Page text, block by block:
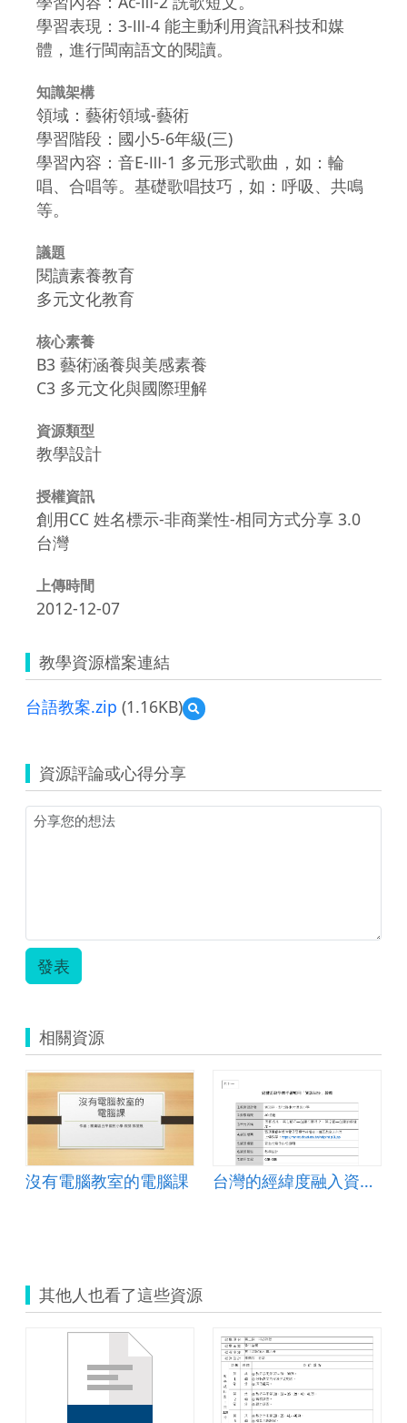
學習表現：3-Ⅲ-4 能主動利用資訊科技和媒
體，進行閩南語文的閱讀。
知識架構
領域：藝術領域-藝術
學習階段：國小5-6年級(三)
學習內容：音E-Ⅲ-1 多元形式歌曲，如：輪
唱、合唱等。基礎歌唱技巧，如：呼吸、共鳴
等。
議題
閱讀素養教育
多元文化教育
核心素養
B3 藝術涵養與美感素養
C3 多元文化與國際理解
資源類型
教學設計
授權資訊
創用CC 姓名標示-非商業性-相同方式分享 3.0
台灣
上傳時間
2012-12-07
教學資源檔案連結
台語教案.zip (1.16KB)
預
覽
案.zip
資源評論或心得分享
發表
相關資源
沒有電腦教室的電腦課 台灣的經緯度融入資訊教育
其他人也看了這些資源